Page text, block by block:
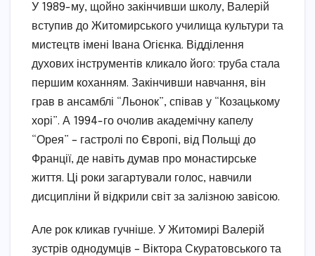
У 1989-му, щойно закінчивши школу, Валерій
вступив до Житомирського училища культури та
мистецтв імені Івана Огієнка. Відділення
духових інструментів кликало його: труба стала
першим коханням. Закінчивши навчання, він
грав в ансамблі “Льонок”, співав у “Козацькому
хорі”. А 1994-го очолив академічну капелу
“Орея” – гастролі по Європі, від Польщі до
Франції, де навіть думав про монастирське
життя. Ці роки загартували голос, навчили
дисципліни й відкрили світ за залізною завісою.
Але рок кликав гучніше. У Житомирі Валерій
зустрів однодумців – Віктора Скуратовського та